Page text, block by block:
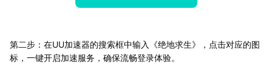
第二步：在UU加速器的搜索框中输入《绝地求生》，点击对应的图
标，一键开启加速服务，确保流畅登录体验。